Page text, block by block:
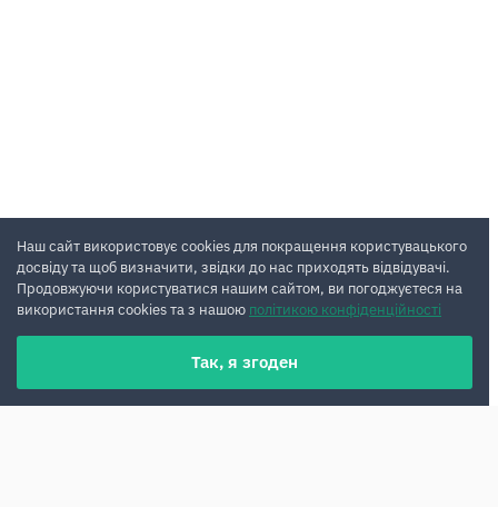
Наш сайт використовує cookies для покращення користувацького
досвіду та щоб визначити, звідки до нас приходять відвідувачі.
Продовжуючи користуватися нашим сайтом, ви погоджуєтеся на
використання cookies та з нашою політикою конфіденційності
Так, я згоден